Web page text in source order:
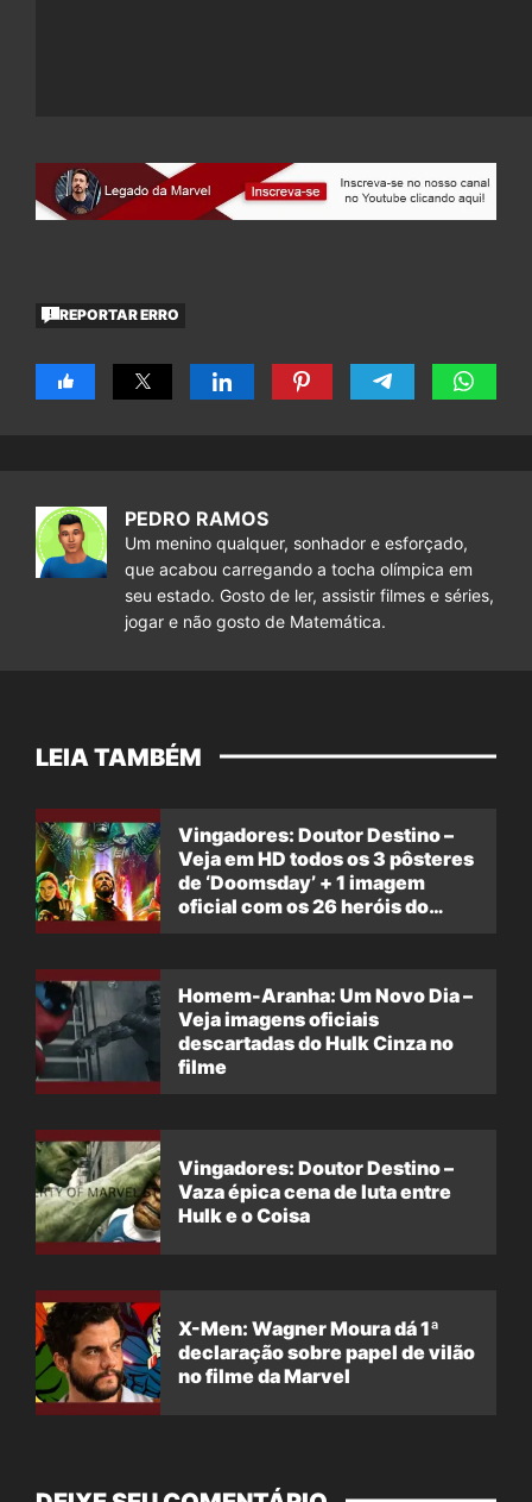
REPORTAR ERRO
PEDRO RAMOS
Um menino qualquer, sonhador e esforçado,
que acabou carregando a tocha olímpica em
seu estado. Gosto de ler, assistir filmes e séries,
jogar e não gosto de Matemática.
LEIA TAMBÉM
Vingadores: Doutor Destino –
Veja em HD todos os 3 pôsteres
de ‘Doomsday’ + 1 imagem
oficial com os 26 heróis do
Homem-Aranha: Um Novo Dia –
Veja imagens oficiais
descartadas do Hulk Cinza no
filme
Vingadores: Doutor Destino –
Vaza épica cena de luta entre
Hulk e o Coisa
X-Men: Wagner Moura dá 1ª
declaração sobre papel de vilão
no filme da Marvel